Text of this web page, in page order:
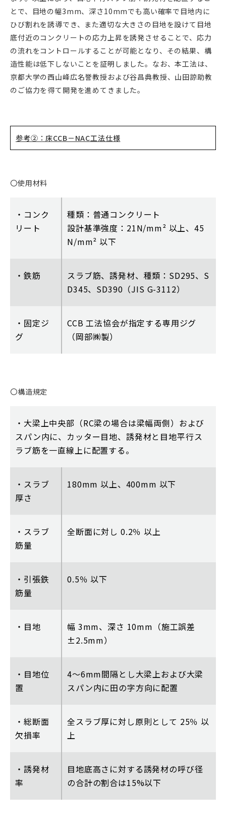
とで、目地の幅3mm、深さ10mmでも高い確率で目地内に
ひび割れを誘導でき、また適切な大きさの目地を設けて目地
底付近のコンクリートの応力上昇を誘発させることで、応力
の流れをコントロールすることが可能となり、その結果、構
造性能は低下しないことを証明しました。なお、本工法は、
京都大学の西山峰広名誉教授および谷昌典教授、山田諒助教
のご協力を得て開発を進めてきました。
参考②：床CCB－NAC工法仕様
〇使用材料
・コンク
リート
種類：普通コンクリート
設計基準強度：21N/mm² 以上、45
N/mm² 以下
・鉄筋
スラブ筋、誘発材、種類：SD295、S
D345、SD390（JIS G-3112）
・固定ジ
グ
CCB 工法協会が指定する専用ジグ
（岡部㈱製）
〇構造規定
・大梁上中央部（RC梁の場合は梁幅両側）および
スパン内に、カッター目地、誘発材と目地平行ス
ラブ筋を一直線上に配置する。
・スラブ
厚さ
180mm 以上、400mm 以下
・スラブ
筋量
全断面に対し 0.2％ 以上
・引張鉄
筋量
0.5％ 以下
・目地
幅 3mm、深さ 10mm（施工誤差
±2.5mm）
・目地位
置
4～6mm間隔とし大梁上および大梁
スパン内に田の字方向に配置
・総断面
欠損率
全スラブ厚に対し原則として 25％ 以
上
・誘発材
率
目地底高さに対する誘発材の呼び径
の合計の割合は15%以下